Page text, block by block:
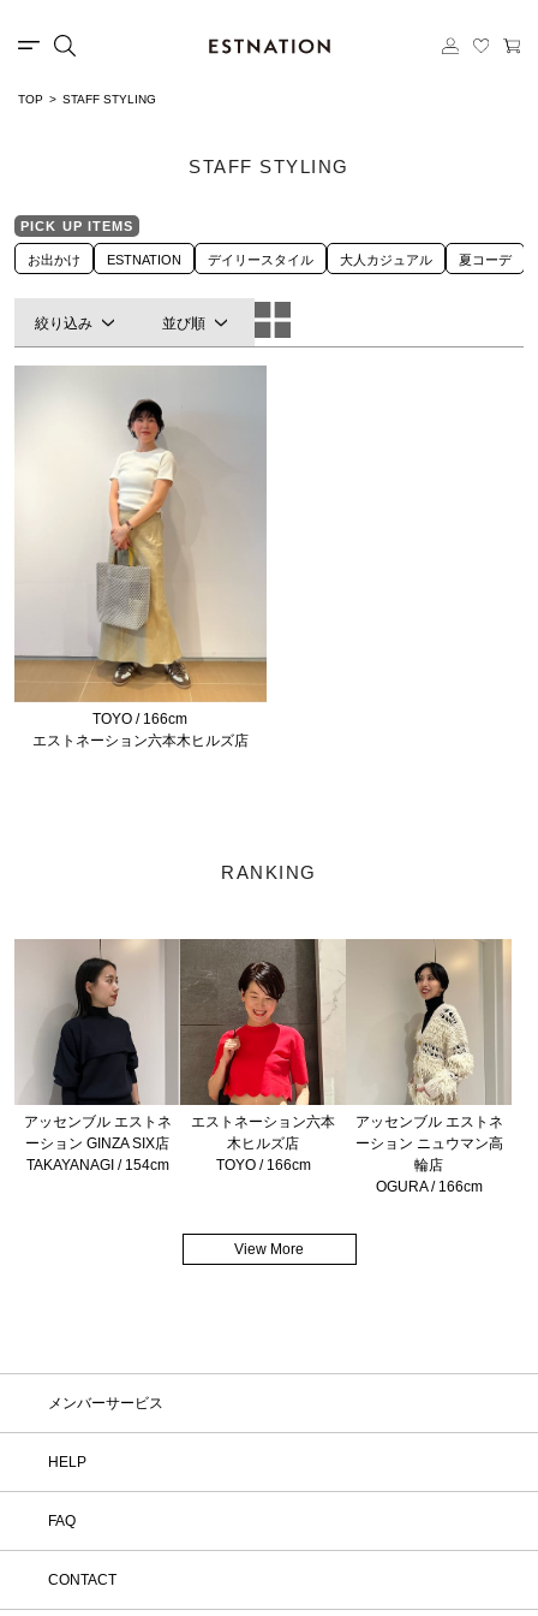
TOP STAFF STYLING
STAFF STYLING
PICK UP ITEMS
お出かけ ESTNATION デイリースタイル 大人カジュアル 夏コーデ
絞り込み 並び順
TOYO / 166cm
エストネーション六本木ヒルズ店
RANKING
アッセンブル エストネ
ーション GINZA SIX店
TAKAYANAGI / 154cm
エストネーション六本
木ヒルズ店
TOYO / 166cm
アッセンブル エストネ
ーション ニュウマン高
輪店
OGURA / 166cm
View More
メンバーサービス
HELP
FAQ
CONTACT